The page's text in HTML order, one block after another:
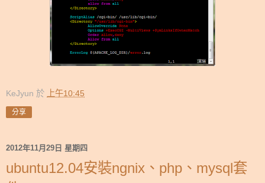
KeJyun 於 上午10:45
分享
2012年11月29日 星期四
ubuntu12.04安裝ngnix、php、mysql套